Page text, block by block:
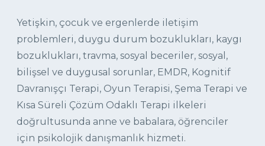
Yetişkin, çocuk ve ergenlerde iletişim
problemleri, duygu durum bozuklukları, kaygı
bozuklukları, travma, sosyal beceriler, sosyal,
bilişsel ve duygusal sorunlar, EMDR, Kognitif
Davranışçı Terapi, Oyun Terapisi, Şema Terapi ve
Kısa Süreli Çözüm Odaklı Terapi ilkeleri
doğrultusunda anne ve babalara, öğrenciler
için psikolojik danışmanlık hizmeti.